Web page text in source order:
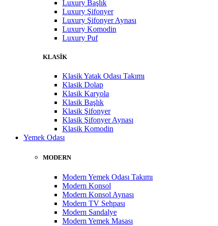
Luxury Başlık
Luxury Şifonyer
Luxury Şifonyer Aynası
Luxury Komodin
Luxury Puf
KLASİK
Klasik Yatak Odası Takımı
Klasik Dolap
Klasik Karyola
Klasik Başlık
Klasik Şifonyer
Klasik Şifonyer Aynası
Klasik Komodin
Yemek Odası
MODERN
Modern Yemek Odası Takımı
Modern Konsol
Modern Konsol Aynası
Modern TV Sehpası
Modern Sandalye
Modern Yemek Masası